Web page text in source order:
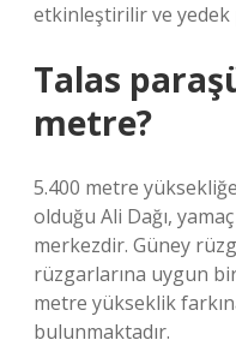
etkinleştirilir ve yedek
Talas
metre?
5.400 metre
olduğu Ali Dağı,
merkezdir. Güney
rüzgarlarına uygun
metre yükseklik
bulunmaktadır.